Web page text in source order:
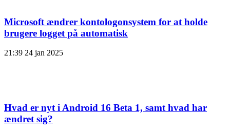
Microsoft ændrer kontologonsystem for at holde
brugere logget på automatisk
21:39 24 jan 2025
Hvad er nyt i Android 16 Beta 1, samt hvad har
ændret sig?